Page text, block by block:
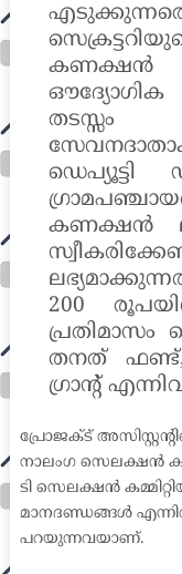
കണക്ഷൻ
ഔദ്യോഗിക
തടസ്സം
കണക്ഷൻ
200
തനത്
ഗ്രാന്റ്
പ്രോജക്ട്
നാലംഗ സെലക്ഷൻ
ടി സെലക്ഷൻ
മാനദണ്ഡങ്ങൾ
പറയുന്നവയാണ്.